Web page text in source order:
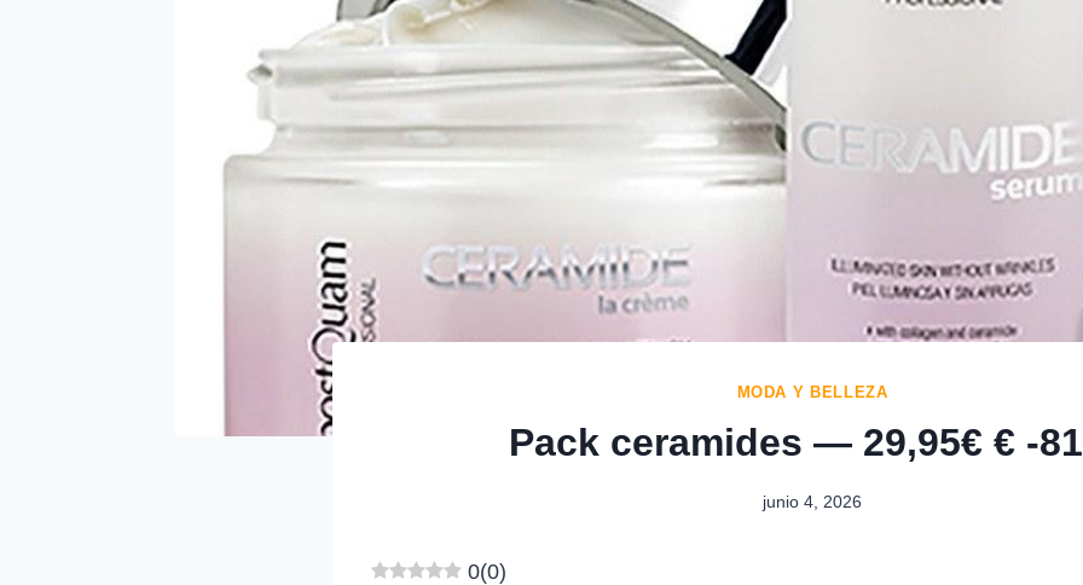
MODA Y BELLEZA
Pack ceramides — 29,95€ € -
junio 4, 2026
0(0)